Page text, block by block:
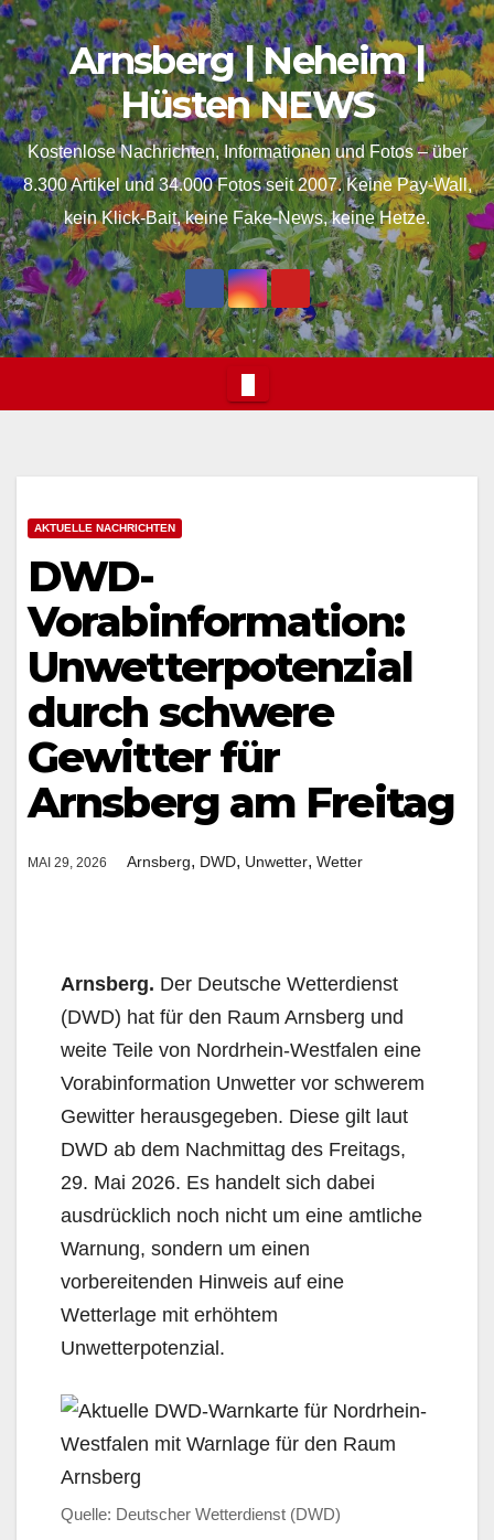
springen
Skip
to
content
Arnsberg | Neheim |
Hüsten NEWS
Kostenlose Nachrichten, Informationen und Fotos – über
8.300 Artikel und 34.000 Fotos seit 2007. Keine Pay-Wall,
kein Klick-Bait, keine Fake-News, keine Hetze.
AKTUELLE NACHRICHTEN
DWD-
Vorabinformation:
Unwetterpotenzial
durch schwere
Gewitter für
Arnsberg am Freitag
MAI 29, 2026 Arnsberg, DWD, Unwetter, Wetter
Arnsberg. Der Deutsche Wetterdienst
(DWD) hat für den Raum Arnsberg und
weite Teile von Nordrhein-Westfalen eine
Vorabinformation Unwetter vor schwerem
Gewitter herausgegeben. Diese gilt laut
DWD ab dem Nachmittag des Freitags,
29. Mai 2026. Es handelt sich dabei
ausdrücklich noch nicht um eine amtliche
Warnung, sondern um einen
vorbereitenden Hinweis auf eine
Wetterlage mit erhöhtem
Unwetterpotenzial.
Quelle: Deutscher Wetterdienst (DWD)